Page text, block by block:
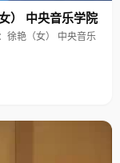
） 中央音乐学院
徐艳（女） 中央音乐